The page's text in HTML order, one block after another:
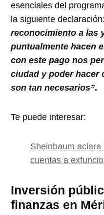
esenciales del
la siguiente declaración:
reconocimiento a las
puntualmente hacen
con este pago nos
ciudad y poder hacer
son tan necesarios”.
Te puede interesar:
Sheinbaum
cuentas a
Inversión
finanzas en